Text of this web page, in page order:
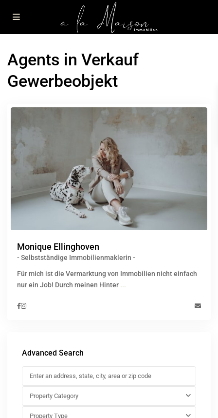
Agents in Verkauf
Gewerbeobjekt
Monique Ellinghoven
- Selbstständige Immobilienmaklerin -
Für mich ist die Vermarktung von Immobilien nicht einfach
nur ein Job! Durch meinen Hinter ...
Advanced Search
Property Category
Property Type